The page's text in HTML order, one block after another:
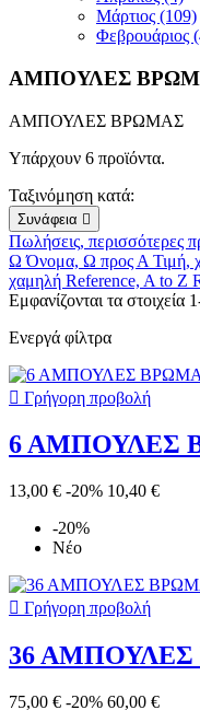
Μάρτιος (109)
Φεβρουάριος
ΑΜΠΟΥΛΕΣ
ΑΜΠΟΥΛΕΣ ΒΡΩΜΑΣ
Υπάρχουν 6 προϊόντα.
Ταξινόμηση κατά:
Συνάφεια 
Πωλήσεις, περισσότερες
ΩΌνομα, Ω προς Α Τιμή,
χαμηλή Reference, A to Z
Εμφανίζονται τα
Ενεργά φίλτρα
 Γρήγορη προβολή
6 ΑΜΠΟΥΛΕΣ
13,00 € -20% 10,40 €
-20%
Νέο
 Γρήγορη προβολή
36 ΑΜΠΟΥΛΕΣ
75,00 € -20% 60,00 €